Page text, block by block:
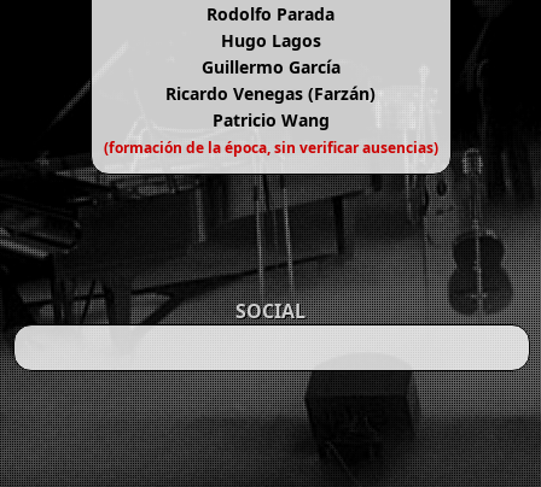
Rodolfo Parada
Hugo Lagos
Guillermo García
Ricardo Venegas (Farzán)
Patricio Wang
(formación de la época, sin verificar ausencias)
SOCIAL